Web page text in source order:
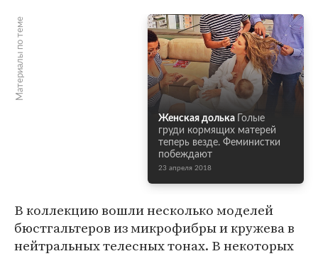
Материалы по теме
Женская долька
Голые
груди кормящих матерей
теперь везде. Феминистки
побеждают
23 апреля 2018
В коллекцию вошли несколько моделей
бюстгальтеров из микрофибры и кружева в
нейтральных телесных тонах. В некоторых